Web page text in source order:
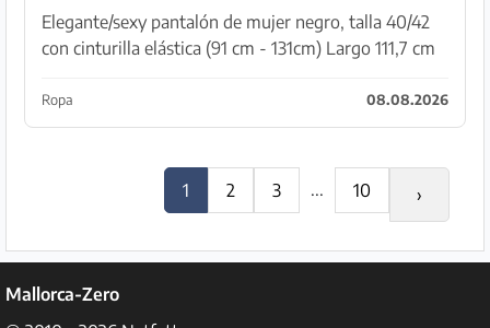
Elegante/sexy pantalón de mujer negro, talla 40/42
con cinturilla elástica (91 cm - 131cm) Largo 111,7 cm
recoger en Capdepera.
Ropa 08.08.2026
1 2 3 ... 10 ›
Mallorca-Zero